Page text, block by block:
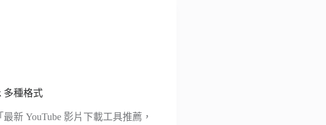
多種格式
新 YouTube 影片下載工具推薦，